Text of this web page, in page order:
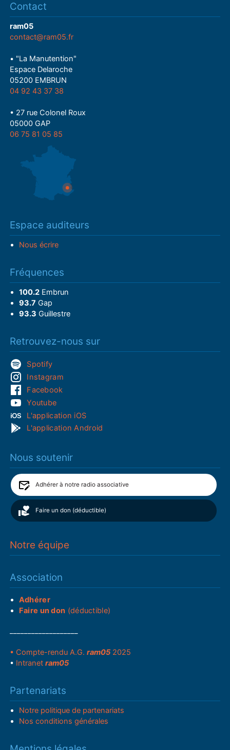
Contact
ram05
contact@ram05.fr
• "La Manutention"
Espace Delaroche
05200 EMBRUN
04 92 43 37 38
• 27 rue Colonel Roux
05000 GAP
06 75 81 05 85
Espace auditeurs
Nous écrire
Fréquences
100.2Embrun
93.7 Gap
93.3 Guillestre
Retrouvez-nous sur
Spotify
Instagram
Facebook
Youtube
L'application iOS
L'application Android
Nous soutenir
Adhérer à notre radio associative
Faire un don (déductible)
Notre équipe
Association
Adhérer
Faire un don (déductible)
• Compte-rendu A.G.ram05 2025
• Intranetram05
Partenariats
Notre politique de partenariats
Nos conditions générales